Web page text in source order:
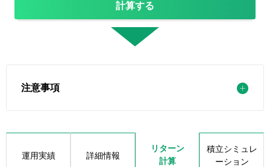
計算する
注意事項
運用実績 詳細情報
リターン
計算
積立シミュレ
ーション